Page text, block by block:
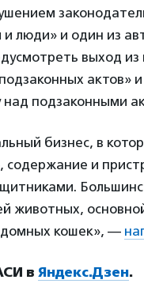
и люди» и один из
выход
актов»
над подзаконными
бизнес, в
и
животных,
кошек», —
в Яндекс.Дзен.